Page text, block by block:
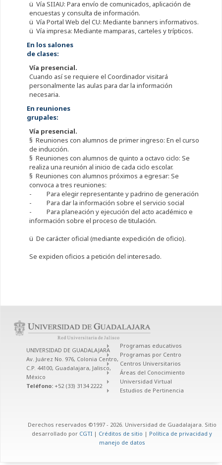
ü Vía SIIAU: Para envío de comunicados, aplicación de
encuestas y consulta de información.
ü Vía Portal Web del CU: Mediante banners informativos.
ü Vía impresa: Mediante mamparas, carteles y trípticos.
En los salones
de clases:
Vía presencial.
Cuando así se requiere el Coordinador visitará
personalmente las aulas para dar la información
necesaria.
En reuniones
grupales:
Vía presencial.
§ Reuniones con alumnos de primer ingreso: En el curso
de inducción.
§ Reuniones con alumnos de quinto a octavo ciclo: Se
realiza una reunión al inicio de cada ciclo escolar.
§ Reuniones con alumnos próximos a egresar: Se
convoca a tres reuniones:
- Para elegir representante y padrino de generación
- Para dar la información sobre el servicio social
- Para planeación y ejecución del acto académico e
información sobre el proceso de titulación.
ü De carácter oficial (mediante expedición de oficio).
Se expiden oficios a petición del interesado.
UNIVERSIDAD DE GUADALAJARA
Av. Juárez No. 976, Colonia Centro,
C.P. 44100, Guadalajara, Jalisco,
México
Teléfono: +52 (33) 3134 2222
Programas educativos
Programas por Centro
Centros Universitarios
Áreas del Conocimiento
Universidad Virtual
Estudios de Pertinencia
Derechos reservados ©1997 - 2026. Universidad de Guadalajara. Sitio
desarrollado por CGTI | Créditos de sitio | Política de privacidad y
manejo de datos